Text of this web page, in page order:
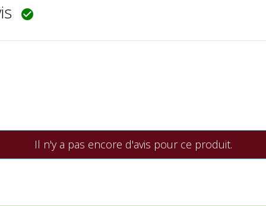

Il n'y a pas encore d'avis pour ce produit.